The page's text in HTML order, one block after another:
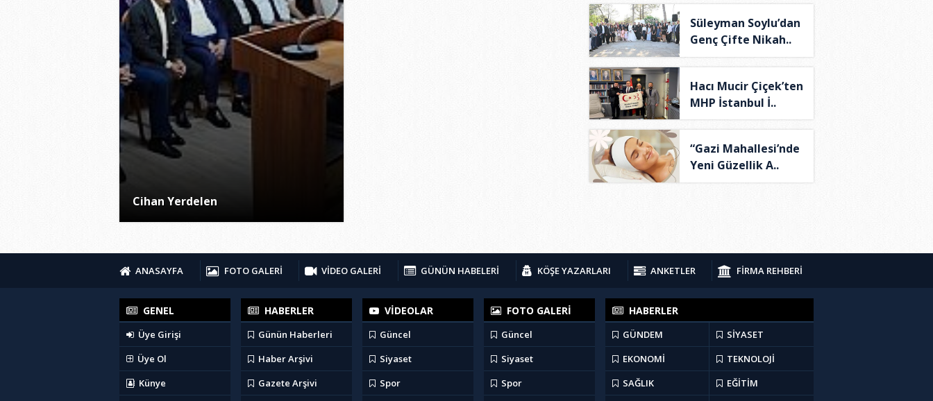
Cihan Yerdelen
Süleyman Soylu’dan
Genç Çifte Nikah..
Hacı Mucir Çiçek’ten
MHP İstanbul İ..
“Gazi Mahallesi’nde
Yeni Güzellik A..
ANASAYFA FOTO GALERİ VİDEO GALERİ GÜNÜN HABELERİ KÖŞE YAZARLARI ANKETLER FİRMA REHBERİ
GENEL
Üye Girişi
Üye Ol
Künye
HABERLER
Günün Haberleri
Haber Arşivi
Gazete Arşivi
VİDEOLAR
Güncel
Siyaset
Spor
FOTO GALERİ
Güncel
Siyaset
Spor
HABERLER
GÜNDEM
SİYASET
EKONOMİ
TEKNOLOJİ
SAĞLIK
EĞİTİM